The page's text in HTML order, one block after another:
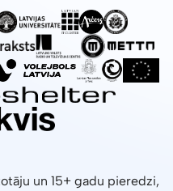
un 15+ gadu pieredzi,